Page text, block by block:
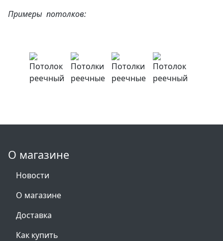
Примеры потолков:
О магазине
Новости
О магазине
Доставка
Как купить